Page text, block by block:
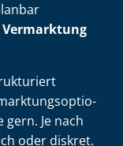
Je nach
oder diskret.